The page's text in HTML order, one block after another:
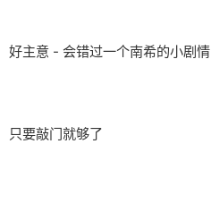
好主意 - 会错过一个南希的小剧情
只要敲门就够了